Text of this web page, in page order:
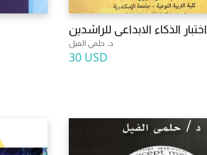
اختبار الذكاء الابداعى للراشدين
د. حلمى الفيل
30 USD